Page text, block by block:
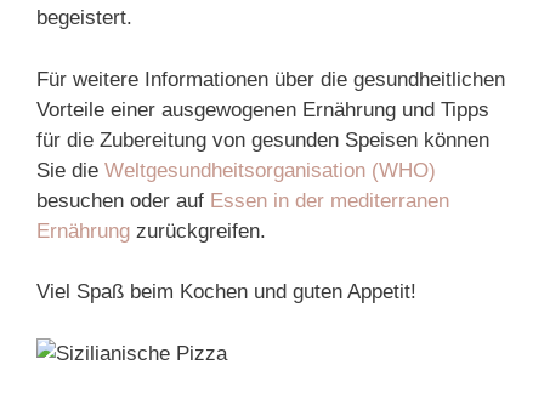
begeistert.
Für weitere Informationen über die gesundheitlichen
Vorteile einer ausgewogenen Ernährung und Tipps
für die Zubereitung von gesunden Speisen können
Sie die Weltgesundheitsorganisation (WHO)
besuchen oder auf Essen in der mediterranen
Ernährung zurückgreifen.
Viel Spaß beim Kochen und guten Appetit!